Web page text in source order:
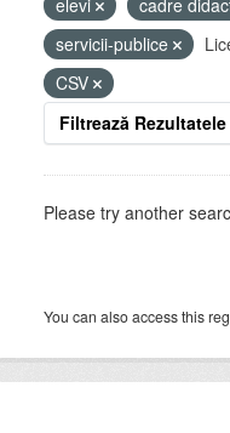
elevi
cadre
servicii-publice
CSV
Filtrează Rezultatele
Please try another
You can also access this